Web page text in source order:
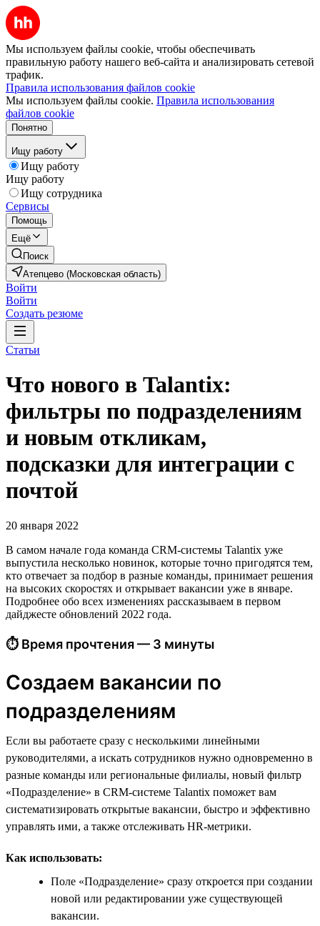
Мы используем файлы cookie, чтобы обеспечивать
правильную работу нашего веб-сайта и анализировать сетевой
трафик.
Правила использования файлов cookie
Мы используем файлы cookie. Правила использования
файлов cookie
Понятно
Ищу работу
Ищу работу
Ищу работу
Ищу сотрудника
Сервисы
Помощь
Ещё
Поиск
Атепцево (Московская область)
Войти
Войти
Создать резюме
Статьи
Что нового в Talantix:
фильтры по подразделениям
и новым откликам,
подсказки для интеграции с
почтой
20 января 2022
В самом начале года команда CRM-системы Talantix уже
выпустила несколько новинок, которые точно пригодятся тем,
кто отвечает за подбор в разные команды, принимает решения
на высоких скоростях и открывает вакансии уже в январе.
Подробнее обо всех изменениях рассказываем в первом
дайджесте обновлений 2022 года.
⏱ Время прочтения — 3 минуты
Создаем вакансии по
подразделениям
Если вы работаете сразу с несколькими линейными
руководителями, а искать сотрудников нужно одновременно в
разные команды или региональные филиалы, новый фильтр
«Подразделение» в CRM-системе Talantix поможет вам
систематизировать открытые вакансии, быстро и эффективно
управлять ими, а также отслеживать HR-метрики.
Как использовать:
Поле «Подразделение» сразу откроется при создании
новой или редактировании уже существующей
вакансии.